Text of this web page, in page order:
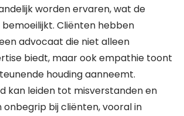
worden ervaren, wat de
Cliënten hebben
advocaat die niet alleen
biedt, maar ook empathie toont
houding aanneemt.
kan leiden tot misverstanden en
onbegrip bij cliënten, vooral in